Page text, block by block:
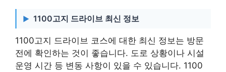
1100고지 드라이브 최신 정보
1100고지 드라이브 코스에 대한 최신 정보는 방문
전에 확인하는 것이 좋습니다. 도로 상황이나 시설
운영 시간 등 변동 사항이 있을 수 있습니다. 1100